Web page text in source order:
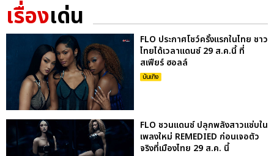
เรื่องเด่น
FLO ประกาศโชว์ครั้งแรกในไทย ชาว
ไทยได้เวลาแดนซ์ 29 ส.ค.นี้ ที่
สเฟียร์ ฮอลล์
บันเทิง
FLO ชวนแดนซ์ ปลุกพลังสาวแซ่บใน
เพลงใหม่ REMEDIED ก่อนเจอตัว
จริงที่เมืองไทย 29 ส.ค. นี้